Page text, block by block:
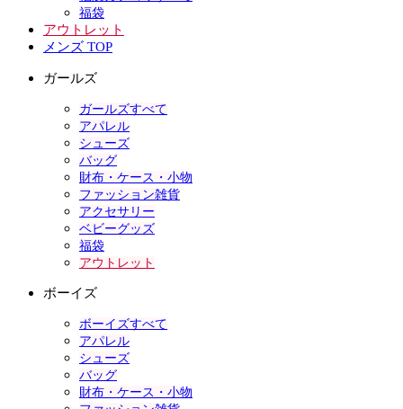
福袋
アウトレット
メンズ TOP
ガールズ
ガールズすべて
アパレル
シューズ
バッグ
財布・ケース・小物
ファッション雑貨
アクセサリー
ベビーグッズ
福袋
アウトレット
ボーイズ
ボーイズすべて
アパレル
シューズ
バッグ
財布・ケース・小物